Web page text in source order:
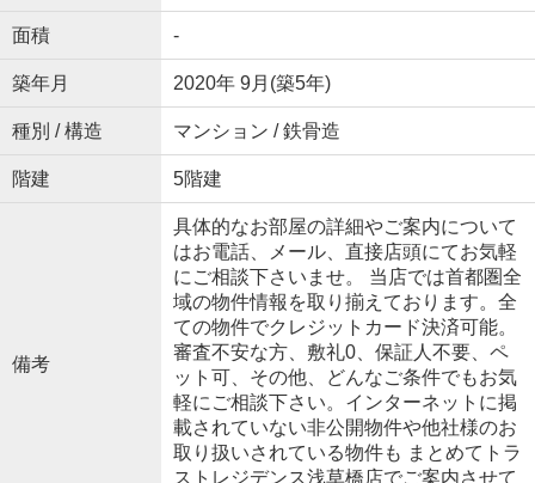
面積 -
築年月 2020年 9月(築5年)
種別 / 構造 マンション / 鉄骨造
階建 5階建
備考
具体的なお部屋の詳細やご案内について
はお電話、メール、直接店頭にてお気軽
にご相談下さいませ。 当店では首都圏全
域の物件情報を取り揃えております。全
ての物件でクレジットカード決済可能。
審査不安な方、敷礼0、保証人不要、ペ
ット可、その他、どんなご条件でもお気
軽にご相談下さい。インターネットに掲
載されていない非公開物件や他社様のお
取り扱いされている物件も まとめてトラ
ストレジデンス浅草橋店でご案内させて